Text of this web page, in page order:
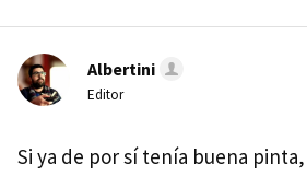
Albertini
Editor
Si ya de por sí tenía buena